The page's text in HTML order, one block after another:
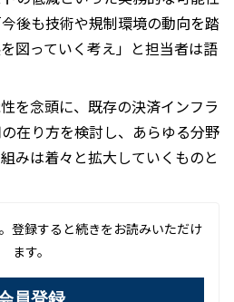
後も技術や規制環境の動向を踏
図っていく考え」と担当者は語
を念頭に、既存の決済インフラ
在り方を検討し、あらゆる分野
みは着々と拡大していくものと
登録すると続きをお読みいただけ
ます。